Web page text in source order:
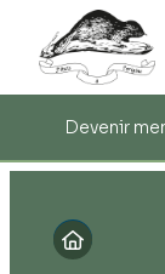
Devenir
